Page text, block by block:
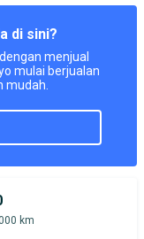
di sini?
menjual
mulai berjualan
mudah.
km